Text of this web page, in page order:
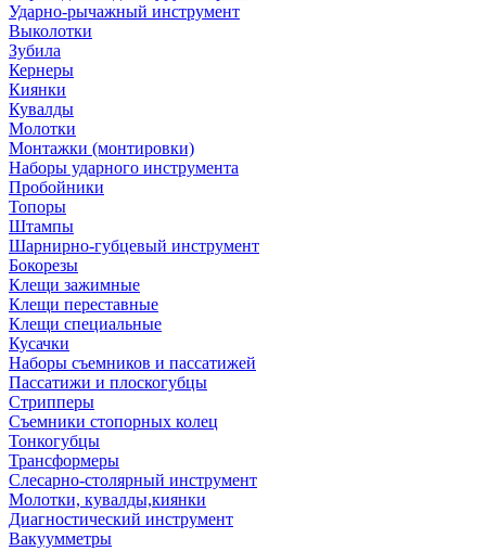
Ударно-рычажный инструмент
Выколотки
Зубила
Кернеры
Киянки
Кувалды
Молотки
Монтажки (монтировки)
Наборы ударного инструмента
Пробойники
Топоры
Штампы
Шарнирно-губцевый инструмент
Бокорезы
Клещи зажимные
Клещи переставные
Клещи специальные
Кусачки
Наборы съемников и пассатижей
Пассатижи и плоскогубцы
Стрипперы
Съемники стопорных колец
Тонкогубцы
Трансформеры
Слесарно-столярный инструмент
Молотки, кувалды,киянки
Диагностический инструмент
Вакуумметры